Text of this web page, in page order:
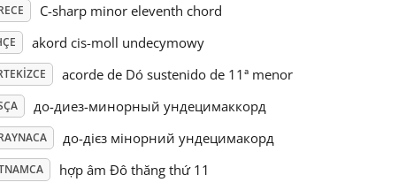
C-sharp minor eleventh chord
akord cis-moll undecymowy
acorde de Dó sustenido de 11ª menor
до-диез-минорный ундецимаккорд
до-дієз мінорний ундецимакорд
hợp âm Đô thăng thứ 11